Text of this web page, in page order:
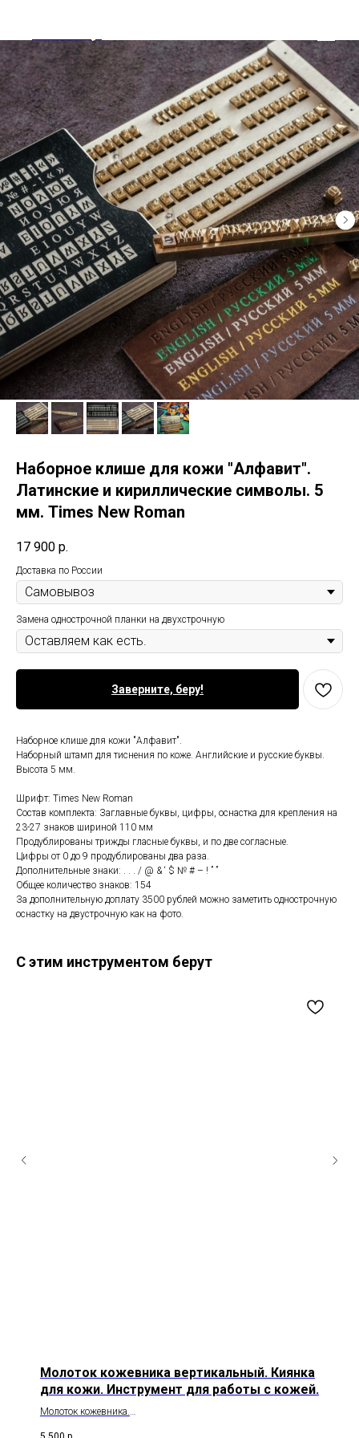
Наборное клише для кожи "Алфавит".
Латинские и кириллические символы. 5
мм. Times New Roman
17 900 р.
Доставка по России
Замена однострочной планки на двухстрочную
Заверните, беру!
Наборное клише для кожи "Алфавит".
Наборный штамп для тиснения по коже. Английские и русские буквы.
Высота 5 мм.
Шрифт: Times New Roman
Состав комплекта: Заглавные буквы, цифры, оснастка для крепления на
23-27 знаков шириной 110 мм
Продублированы трижды гласные буквы, и по две согласные.
Цифры от 0 до 9 продублированы два раза.
Дополнительные знаки: . . . / @ & ‘ $ № # – ! ” ”
Общее количество знаков: 154
За дополнительную доплату 3500 рублей можно заметить однострочную
оснастку на двустрочную как на фото.
С этим инструментом берут
Молоток кожевника вертикальный. Киянка
для кожи. Инструмент для работы с кожей.
Молоток кожевника.